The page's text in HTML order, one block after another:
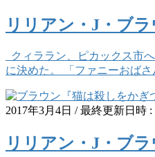
リリアン・J・ブ
クィララン、ピカックス市
に決めた。 「ファニーおば
2017年3月4日 / 最終更新日時 :
リリアン・J・ブ